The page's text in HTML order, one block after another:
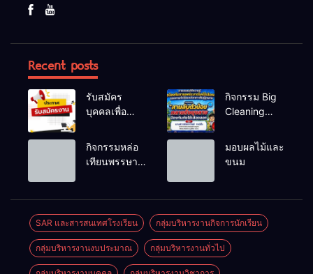
Recent posts
รับสมัคร
บุคคลเพื่อ
เลือกสรรเป็น
พนักงาน
กิจกรรม Big
Cleaning
ป้องกันโรคไข้
กิจกรรมหล่อ
เทียนพรรษา
มอบผลไม้และ
ขนม
SAR และสารสนเทศโรงเรียน กลุ่มบริหารงานกิจการนักเรียน
กลุ่มบริหารงานงบประมาณ กลุ่มบริหารงานทั่วไป